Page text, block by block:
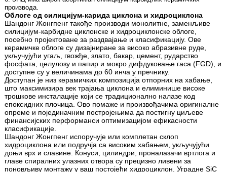
производа.
Облоге од силицијум-карида циклона и хидроциклона
Шандонг Жонгпенг такође производи монолитне, заменљиве
силицијум-карбидне циклонске и хидроциклонске облоге,
посебно пројектоване за раздвајање и класификацију. Ове
керамичке облоге су дизајниране за високо абразивне руде,
укључујући угаљ, гвожђе, злато, бакар, цемент, рударство
фосфата, целулозу и папир и мокро дифдуковање гаса (FGD), и
доступне су у величинама до 60 инча у пречнику.
Доступан је низ керамичких композиција отпорних на хабање,
што максимизира век трајања циклона и елиминише високе
трошкове инсталације који се традиционално налазе код
епоксидних плочица. Ово помаже и произвођачима оригиналне
опреме и појединачним постројењима да постигну циљеве
финансијских перформанси оптимизацијом ефикасности
класификације.
Шандонг Жонгпенг испоручује или комплетан склоп
хидроциклона или подручја са високим хабањем, укључујући
доњи врх и славине. Конуси, цилиндри, проналазачи вртлога и
главе спиралних улазних отвора су прецизно ливени за
поновљиву монтажу у ваш постојећи хидроциклон. Уградне SiC